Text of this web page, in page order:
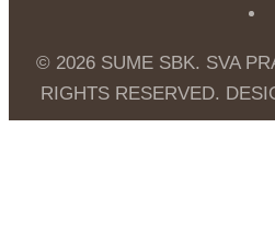
© 2026 SUME SBK. SVA
RIGHTS RESERVED.